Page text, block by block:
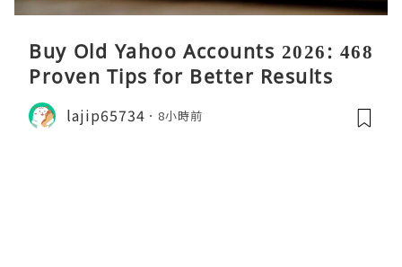
Buy Old Yahoo Accounts 2026: 468
Proven Tips for Better Results
lajip65734 8小時前